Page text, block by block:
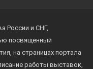
России и СНГ,
посвященный
на страницах портала
работы выставок,